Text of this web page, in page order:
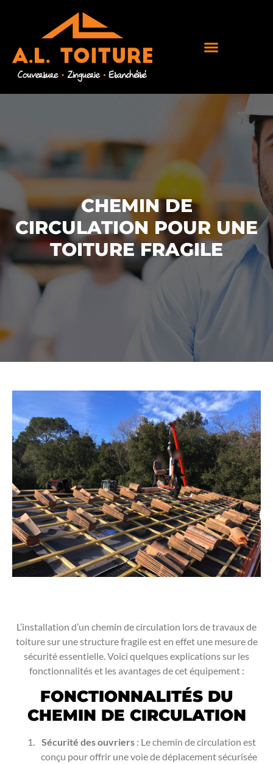
CHEMIN DE
CIRCULATION POUR UNE
TOITURE FRAGILE
L’installation d’un chemin de circulation lors de travaux de
toiture sur une structure fragile est en effet une mesure de
sécurité essentielle. Voici quelques explications sur les
fonctionnalités et les avantages de cet équipement :
FONCTIONNALITÉS DU
CHEMIN DE CIRCULATION
Sécurité des ouvriers : Le chemin de circulation est
conçu pour offrir une voie de déplacement sécurisée